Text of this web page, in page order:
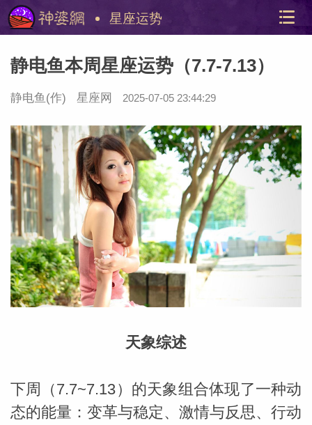
美国神
星座运势
站内导
静电鱼本周星座运势（7.7-7.13）
静电鱼 (作) 星座网 2025-07-05 23:44:29
天象综述
下周（7.7~7.13）的天象组合体现了一种动
态的能量：变革与稳定、激情与反思、行动